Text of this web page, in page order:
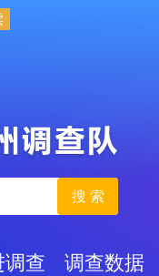
搜 索
调查 调查数据